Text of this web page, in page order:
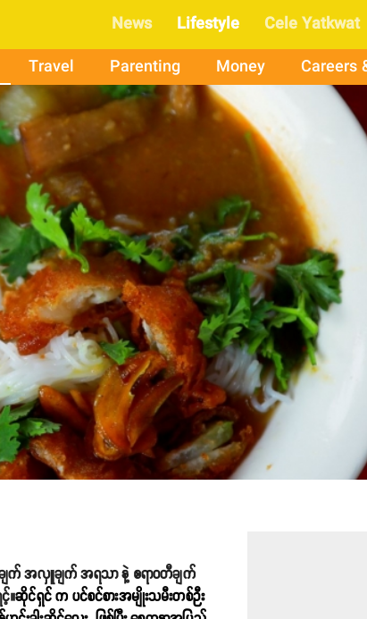
News Lifestyle Cele Yatkwat
Travel Parenting Money Careers
ျက် အလှူချက် အရသာ နဲ့ ဧရာ၀တီချက်
။ဆိုင်ရှင် က ပင်စင်စားအမျိုးသမီးတစ်ဉီး